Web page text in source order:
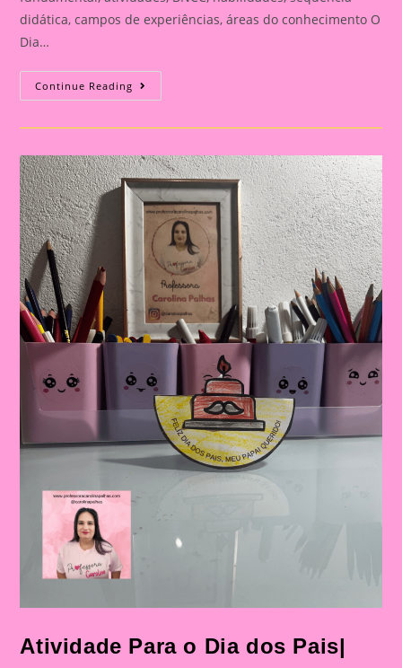
didática, campos de experiências, áreas do conhecimento O
Dia…
Continue Reading Cartão
Lembrança
O
Pais
|
Dia
Dos
Pais:
Celebrando
Importância
Da
Figura
Paterna
Atividade Para o Dia dos Pais|